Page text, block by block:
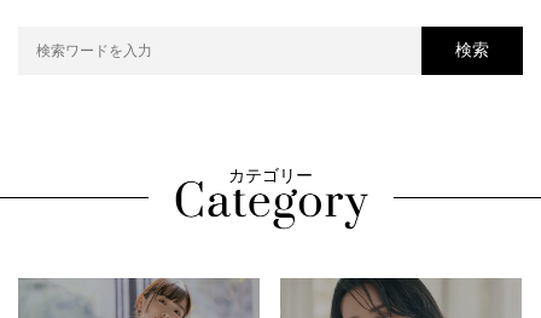
検索
カテゴリー